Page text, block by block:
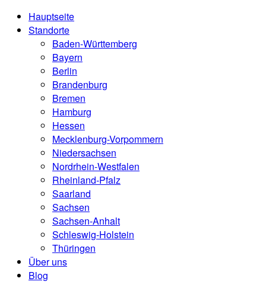
Hauptseite
Standorte
Baden-Württemberg
Bayern
Berlin
Brandenburg
Bremen
Hamburg
Hessen
Mecklenburg-Vorpommern
Niedersachsen
Nordrhein-Westfalen
Rheinland-Pfalz
Saarland
Sachsen
Sachsen-Anhalt
Schleswig-Holstein
Thüringen
Über uns
Blog